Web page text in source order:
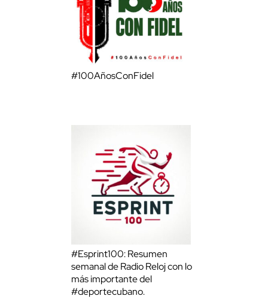
#100AñosConFidel
#Esprint100: Resumen
semanal de Radio Reloj con lo
más importante del
#deportecubano.